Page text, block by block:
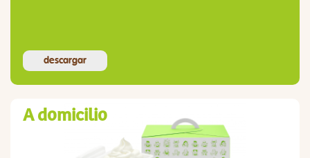
descargar
A domicilio